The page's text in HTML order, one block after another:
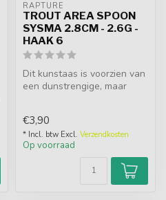
RAPTURE
TROUT AREA SPOON
SYSMA 2.8CM - 2.6G -
HAAK 6
Dit kunstaas is voorzien van
een dunstrengige, maar
€3,90
* Incl. btw Excl. Verzendkosten
Op voorraad